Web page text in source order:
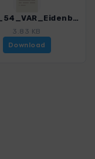
BayW_54_VAR_Eidenberger Lusen und Rannastausee_4225_8.gpx
3.83 KB
Download